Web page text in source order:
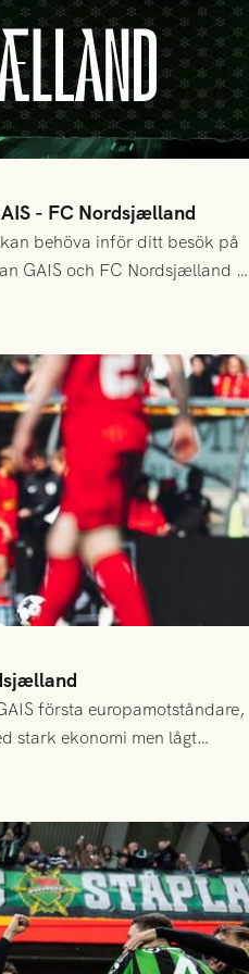
- FC Nordsjælland
behöva inför ditt besök på
GAIS och FC Nordsjælland i
kl 19.00 på torsdag
första europamotståndare,
stark ekonomi men lågt
styrka och individuell